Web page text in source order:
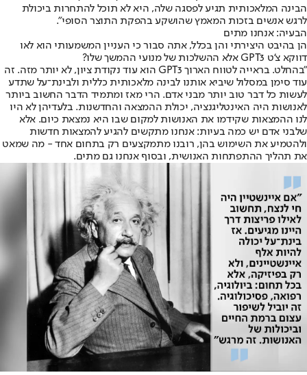
הבינה המלאכותית תגיע לפסגה שלה, היא לא תוכל להתחרות ביכולת
לרגש אנשים בזכות המאמץ שהושקע בהפקת התוצר הסופי".
הבעיה: אנחנו מתים
הן בהיבט היצירתי והן בכלל, אתה סבור כי העניין המשמעותי הוא לאו
דווקא צ'ט GPT3 אלא ההשלכות של מנועי ההמשך שלו?
"בהחלט. בראייה לטווח הארוך GPT3 הוא עוד נקודת ציון, לא יותר מזה. זה
עוד סימן במסלול שיביא אותנו לבינה מלאכותית כללית ולבינת־על שתדע
לעשות כל דבר טוב יותר מבני אדם. הרי מאז ומתמיד הדבר החשוב ביותר
לאנושות היה האינטליגנציה, יכולת ההמצאה והחדשנות. בלעדיהן לא היו
לנו ההמצאות שקידמו את האנושות למקום שבו היא נמצאת כיום. אלא
שלבני אדם יש כמה בעיות: אנחנו מתקשים להגיע להמצאות חדשות
ולהטמיע את השימוש בהן, רובנו מתמקצעים רק בתחום אחד - מה שמאט
את תהליך ההתפתחות האנושית, ובסוף אנחנו גם מתים.